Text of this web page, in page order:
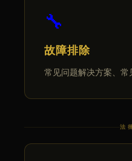
🔧
故障排除
常见问题解决方案、常
法